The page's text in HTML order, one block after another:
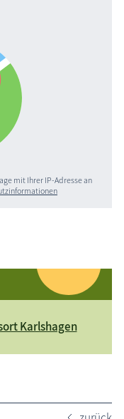
mit Ihrer IP-Adresse an
Karlshagen